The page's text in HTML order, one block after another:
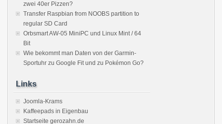
zwei 40er Pizzen?
Transfer Raspbian from NOOBS partition to
regular SD Card
Orbsmart AW-05 MiniPC und Linux Mint / 64
Bit
Wie bekommt man Daten von der Garmin-
Sportuhr zu Google Fit und zu Pokémon Go?
Links
Joomla-Krams
Kaffeepads in Eigenbau
Startseite gerozahn.de